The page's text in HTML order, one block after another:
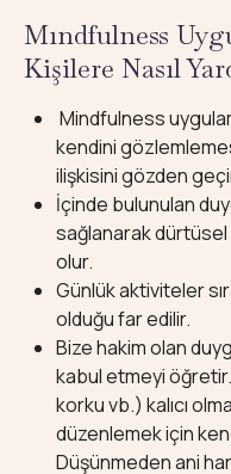
Mındfulness
Kişilere Nasıl
Mindfulness
kendini
ilişkisini gözden
İçinde bulunulan
sağlanarak dürtüsel
olur.
Günlük aktiviteler
olduğu far edilir.
Bize hakim olan
kabul etmeyi
korku vb.) kalıcı
düzenlemek için
Düşünmeden ani